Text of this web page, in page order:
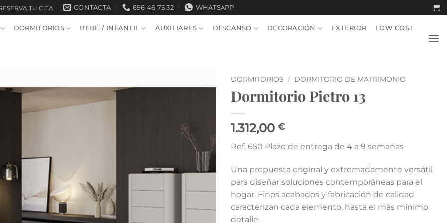
TU CITA CONTACTA 696 46 75 32 WHATSAPP
DORMITORIOS BEBÉ / INFANTIL AUXILIARES DESCANSO DECORACIÓN EXTERIOR LOW COST
DORMITORIOS / DORMITORIO DE MATRIMONIO
Dormitorio Pietro 13
1.312,00 €
Ref. 650 Plazo de entrega de 4 a 9 semanas
Una propuesta original y extremadamente versátil
para diseñar soluciones contemporáneas para el
hogar. Finos acabados y fabricación de calidad
caracterizan cada elemento, hasta el más mínimo
detalle.